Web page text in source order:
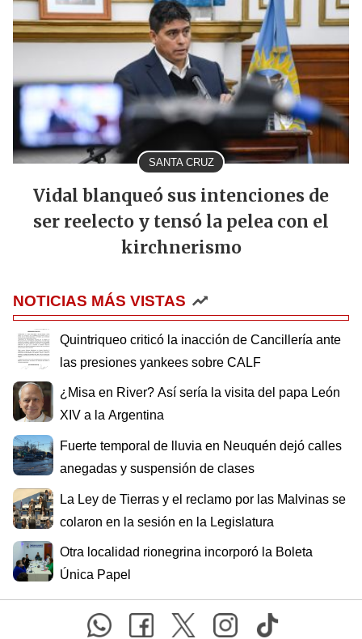
SANTA CRUZ
Vidal blanqueó sus intenciones de
ser reelecto y tensó la pelea con el
kirchnerismo
NOTICIAS MÁS VISTAS
Quintriqueo criticó la inacción de Cancillería ante
las presiones yankees sobre CALF
¿Misa en River? Así sería la visita del papa León
XIV a la Argentina
Fuerte temporal de lluvia en Neuquén dejó calles
anegadas y suspensión de clases
La Ley de Tierras y el reclamo por las Malvinas se
colaron en la sesión en la Legislatura
Otra localidad rionegrina incorporó la Boleta
Única Papel